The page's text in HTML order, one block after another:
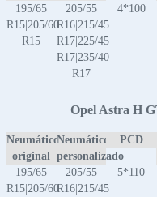
195/65
R15|205/60
R15
205/55
R16|215/45
R17|225/45
R17|235/40
R17
4*100
Opel Astra H
Neumático
original
Neumático
personalizado
PCD
195/65
R15|205/60
205/55
R16|215/45
5*110